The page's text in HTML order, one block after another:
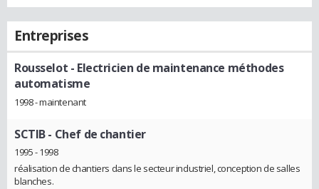
Entreprises
Rousselot - Electricien de maintenance méthodes
automatisme
1998 - maintenant
SCTIB- Chef de chantier
1995 - 1998
réalisation de chantiers dans le secteur industriel, conception de salles
blanches.